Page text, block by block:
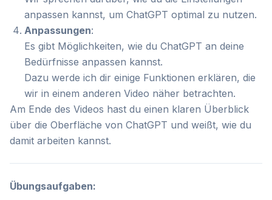
anpassen kannst, um ChatGPT optimal zu nutzen.
Anpassungen:
Es gibt Möglichkeiten, wie du ChatGPT an deine
Bedürfnisse anpassen kannst.
Dazu werde ich dir einige Funktionen erklären, die
wir in einem anderen Video näher betrachten.
Am Ende des Videos hast du einen klaren Überblick
über die Oberfläche von ChatGPT und weißt, wie du
damit arbeiten kannst.
Übungsaufgaben: